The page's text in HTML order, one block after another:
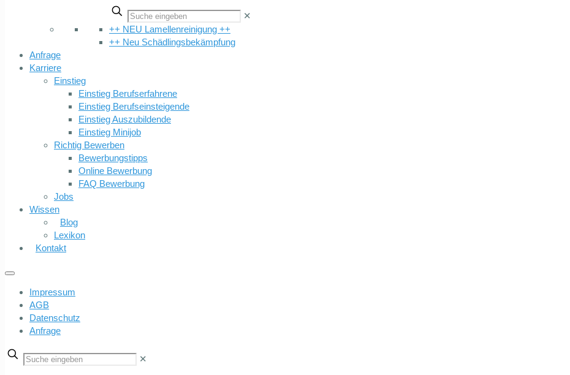
✕
++ NEU Lamellenreinigung ++
++ Neu Schädlingsbekämpfung
Anfrage
Karriere
Einstieg
Einstieg Berufserfahrene
Einstieg Berufseinsteigende
Einstieg Auszubildende
Einstieg Minijob
Richtig Bewerben
Bewerbungstipps
Online Bewerbung
FAQ Bewerbung
Jobs
Wissen
Blog
Lexikon
Kontakt
Impressum
AGB
Datenschutz
Anfrage
✕